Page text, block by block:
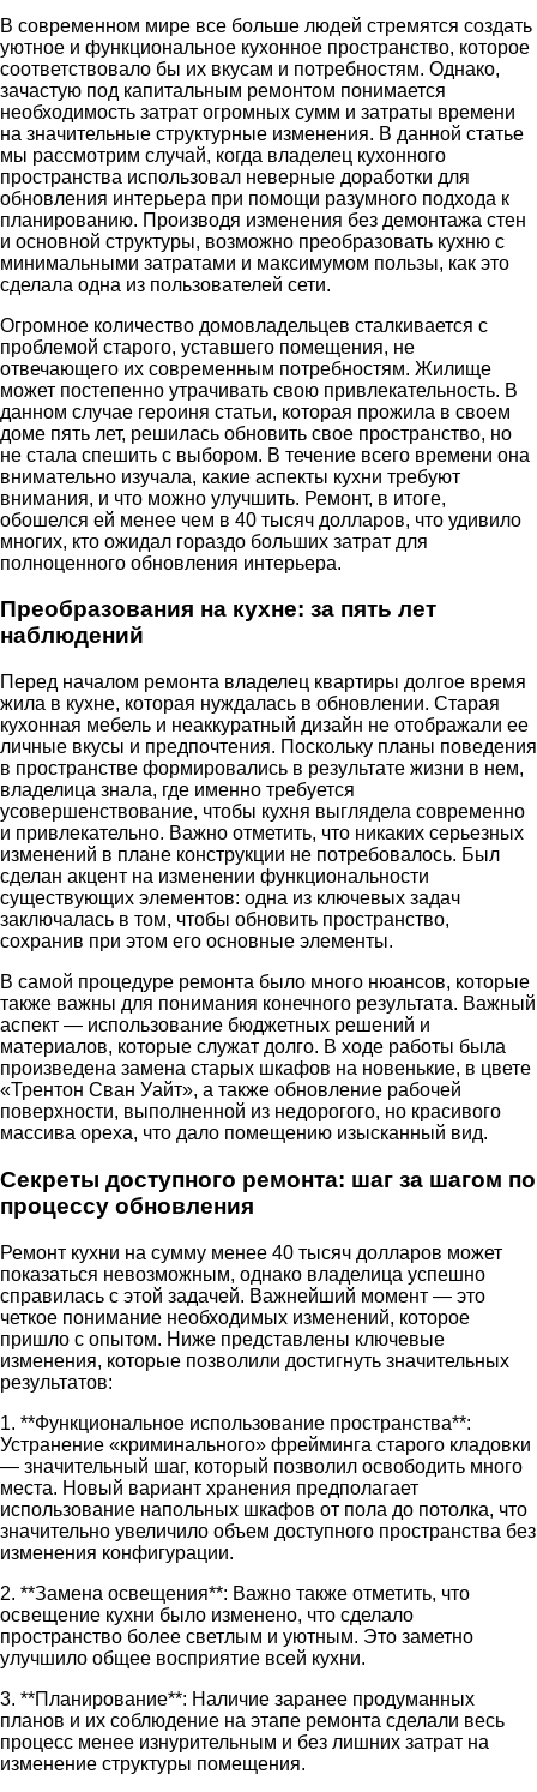
В современном мире все больше людей стремятся создать
уютное и функциональное кухонное пространство, которое
соответствовало бы их вкусам и потребностям. Однако,
зачастую под капитальным ремонтом понимается
необходимость затрат огромных сумм и затраты времени
на значительные структурные изменения. В данной статье
мы рассмотрим случай, когда владелец кухонного
пространства использовал неверные доработки для
обновления интерьера при помощи разумного подхода к
планированию. Производя изменения без демонтажа стен
и основной структуры, возможно преобразовать кухню с
минимальными затратами и максимумом пользы, как это
сделала одна из пользователей сети.
Огромное количество домовладельцев сталкивается с
проблемой старого, уставшего помещения, не
отвечающего их современным потребностям. Жилище
может постепенно утрачивать свою привлекательность. В
данном случае героиня статьи, которая прожила в своем
доме пять лет, решилась обновить свое пространство, но
не стала спешить с выбором. В течение всего времени она
внимательно изучала, какие аспекты кухни требуют
внимания, и что можно улучшить. Ремонт, в итоге,
обошелся ей менее чем в 40 тысяч долларов, что удивило
многих, кто ожидал гораздо больших затрат для
полноценного обновления интерьера.
Преобразования на кухне: за пять лет
наблюдений
Перед началом ремонта владелец квартиры долгое время
жила в кухне, которая нуждалась в обновлении. Старая
кухонная мебель и неаккуратный дизайн не отображали ее
личные вкусы и предпочтения. Поскольку планы поведения
в пространстве формировались в результате жизни в нем,
владелица знала, где именно требуется
усовершенствование, чтобы кухня выглядела современно
и привлекательно. Важно отметить, что никаких серьезных
изменений в плане конструкции не потребовалось. Был
сделан акцент на изменении функциональности
существующих элементов: одна из ключевых задач
заключалась в том, чтобы обновить пространство,
сохранив при этом его основные элементы.
В самой процедуре ремонта было много нюансов, которые
также важны для понимания конечного результата. Важный
аспект — использование бюджетных решений и
материалов, которые служат долго. В ходе работы была
произведена замена старых шкафов на новенькие, в цвете
«Трентон Сван Уайт», а также обновление рабочей
поверхности, выполненной из недорогого, но красивого
массива ореха, что дало помещению изысканный вид.
Секреты доступного ремонта: шаг за шагом по
процессу обновления
Ремонт кухни на сумму менее 40 тысяч долларов может
показаться невозможным, однако владелица успешно
справилась с этой задачей. Важнейший момент — это
четкое понимание необходимых изменений, которое
пришло с опытом. Ниже представлены ключевые
изменения, которые позволили достигнуть значительных
результатов:
1. **Функциональное использование пространства**:
Устранение «криминального» фрейминга старого кладовки
— значительный шаг, который позволил освободить много
места. Новый вариант хранения предполагает
использование напольных шкафов от пола до потолка, что
значительно увеличило объем доступного пространства без
изменения конфигурации.
2. **Замена освещения**: Важно также отметить, что
освещение кухни было изменено, что сделало
пространство более светлым и уютным. Это заметно
улучшило общее восприятие всей кухни.
3. **Планирование**: Наличие заранее продуманных
планов и их соблюдение на этапе ремонта сделали весь
процесс менее изнурительным и без лишних затрат на
изменение структуры помещения.